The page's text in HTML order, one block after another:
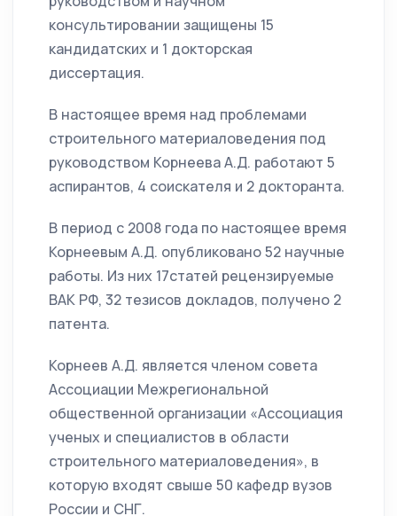
консультировании защищены 15
кандидатских и 1 докторская
диссертация.
В настоящее время над проблемами
строительного материаловедения под
руководством Корнеева А.Д. работают 5
аспирантов, 4 соискателя и 2 докторанта.
В период с 2008 года по настоящее время
Корнеевым А.Д. опубликовано 52 научные
работы. Из них 17статей рецензируемые
ВАК РФ, 32 тезисов докладов, получено 2
патента.
Корнеев А.Д. является членом совета
Ассоциации Межрегиональной
общественной организации «Ассоциация
ученых и специалистов в области
строительного материаловедения», в
которую входят свыше 50 кафедр вузов
России и СНГ.